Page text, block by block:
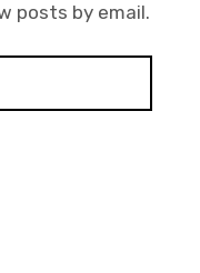
posts by email.